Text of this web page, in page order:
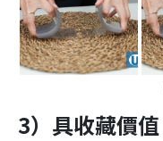
3）具收藏價值